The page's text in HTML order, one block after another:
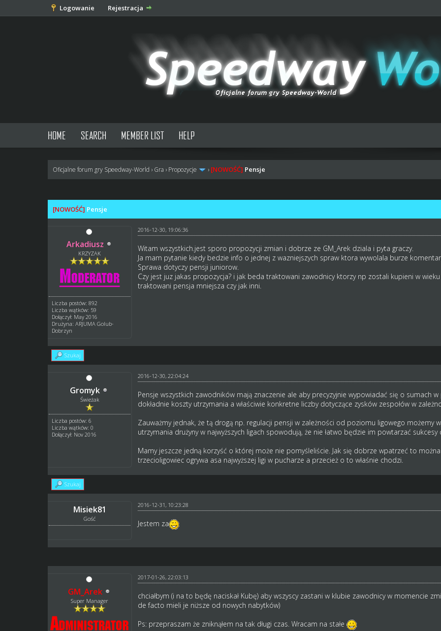
Logowanie Rejestracja
HOME SEARCH MEMBER LIST HELP
Oficjalne forum gry Speedway-World › Gra › Propozycje › [NOWOŚĆ] Pensje
[NOWOŚĆ] Pensje
Arkadiusz
KRZYZAK
Liczba postów: 892
Liczba wątków: 59
Dołączył: May 2016
Drużyna: ARJUMA Golub-
Dobrzyn
2016-12-30, 19:06:36
Witam wszystkich.jest sporo propozycji zmian i dobrze ze GM_Arek dziala i pyta graczy.
Ja mam pytanie kiedy bedzie info o jednej z wazniejszych spraw ktora wywolala burze
Sprawa dotyczy pensji juniorow.
Czy jest juz jakas propozycja? i jak beda traktowani zawodnicy ktorzy np zostali kupieni w
traktowani pensja mniejsza czy jak inni.
Szukaj
Gromyk
Świeżak
Liczba postów: 6
Liczba wątków: 0
Dołączył: Nov 2016
2016-12-30, 22:04:24
Pensje wszystkich zawodników mają znaczenie ale aby precyzyjnie wypowiadać się o sumach
dokładnie koszty utrzymania a właściwie konkretne liczby dotyczące zysków zespołów w
Zauważmy jednak, że tą drogą np. regulacji pensji w zależności od poziomu ligowego możemy
utrzymania drużyny w najwyższych ligach spowodują, że nie łatwo będzie im powtarzać
Mamy jeszcze jedną korzyść o której może nie pomyśleliście. Jak się dobrze wpatrzeć to
trzecioligowiec ogrywa asa najwyższej ligi w pucharze a przecież o to właśnie chodzi.
Szukaj
Misiek81
Gość
2016-12-31, 10:23:28
Jestem za
GM_Arek
Super Manager
2017-01-26, 22:03:13
chciałbym (i na to będę naciskał Kubę) aby wszyscy zastani w klubie zawodnicy w momencie
de facto mieli je niższe od nowych nabytków)
Ps: przepraszam że zniknąłem na tak długi czas. Wracam na stałe